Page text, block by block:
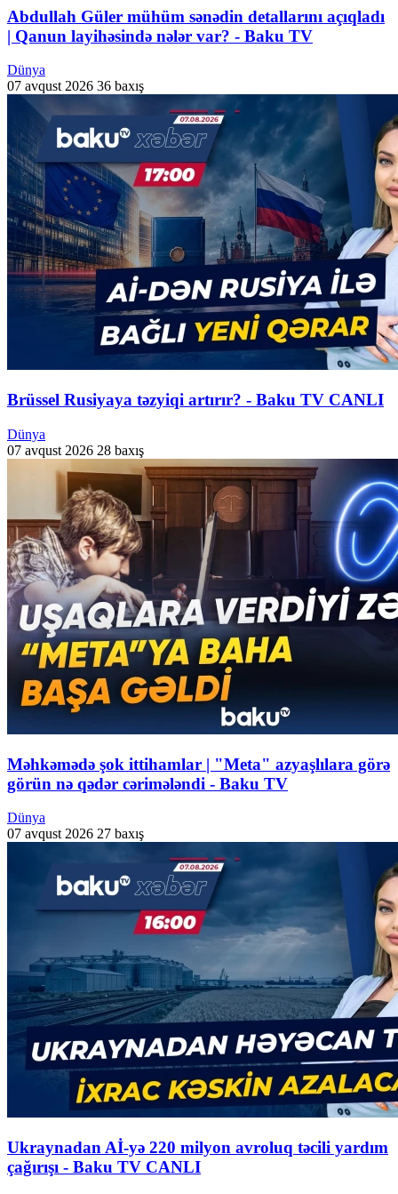
Abdullah Güler mühüm sənədin detallarını açıqladı
| Qanun layihəsində nələr var? - Baku TV
Dünya
07 avqust 2026 36 baxış
Brüssel Rusiyaya təzyiqi artırır? - Baku TV CANLI
Dünya
07 avqust 2026 28 baxış
Məhkəmədə şok ittihamlar | "Meta" azyaşlılara görə
görün nə qədər cərimələndi - Baku TV
Dünya
07 avqust 2026 27 baxış
Ukraynadan Aİ-yə 220 milyon avroluq təcili yardım
çağırışı - Baku TV CANLI